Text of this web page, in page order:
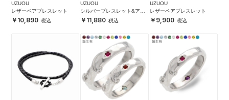
UZUOU
レザーペアブレスレット
10,890
UZUOU
シルバーブレスレット&アン
クレット
11,880
UZUOU
レザーペアブレスレット
9,900